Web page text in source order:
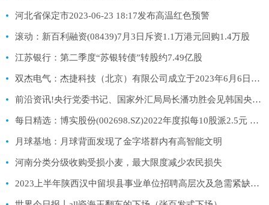
河北省保定市2023-06-23 18:17发布高温红色预警
滚动：新百利融资(08439)7月3日斥资1.1万港元回购1.4万股
江苏银行：第二季度“苏银转债”转股约7.49亿股
双杰电气：杰捷科技（北京）有限公司成立于2023年6月6日，目前暂未形成收入 世界动态
前沿资讯!央行党委书记、国家外汇局局长潘功胜会见韩国央行行长李昌镛
每日精选：博实股份(002698.SZ)2022年度拟每10股派2.5元 7月11日除权除息
月球基地：月球背面发现了金字塔群内有高智能文明
河南分类分级收购受损小麦，最大限度减少农民损失
2023上半年陕西汉中留坝县事业单位招聘高层次及急需紧缺专业人才面试成绩及体检考察公告 天天最新